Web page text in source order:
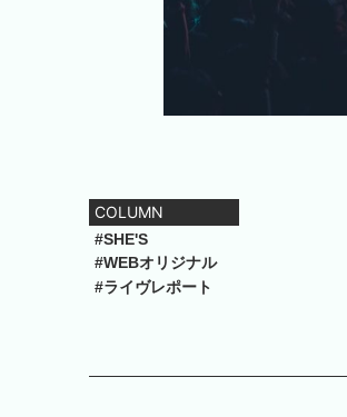
COLUMN
#SHE'S
#WEBオリジナル
#ライヴレポート